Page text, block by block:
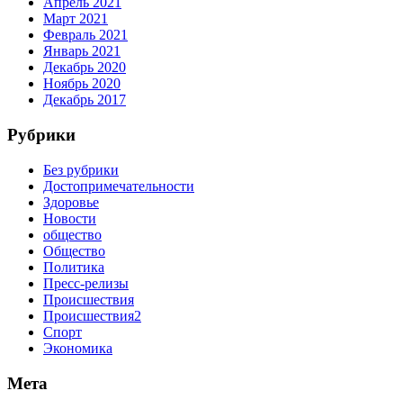
Март 2021
Февраль 2021
Январь 2021
Декабрь 2020
Ноябрь 2020
Декабрь 2017
Рубрики
Без рубрики
Достопримечательности
Здоровье
Новости
общество
Общество
Политика
Пресс-релизы
Происшествия
Происшествия2
Спорт
Экономика
Мета